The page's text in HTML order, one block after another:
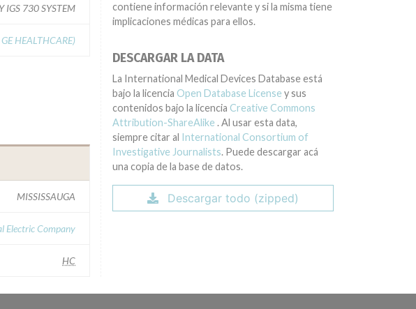
IGS 730 SYSTEM
HEALTHCARE)
MISSISSAUGA
Electric Company
HC
contiene información relevante y si la misma tiene
implicaciones médicas para ellos.
DESCARGAR LA DATA
La International Medical Devices Database está
bajo la licencia Open Database License y sus
contenidos bajo la licencia Creative Commons
Attribution-ShareAlike . Al usar esta data,
siempre citar al International Consortium of
Investigative Journalists. Puede descargar acá
una copia de la base de datos.
Descargar todo (zipped)